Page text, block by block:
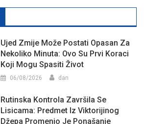
Ujed Zmije Može Postati Opasan Za
Nekoliko Minuta: Ovo Su Prvi Koraci
Koji Mogu Spasiti Život
06/08/2026 dan
Rutinska Kontrola Završila Se
Lisicama: Predmet Iz Viktorijinog
Džepa Promenio Je Ponašanje